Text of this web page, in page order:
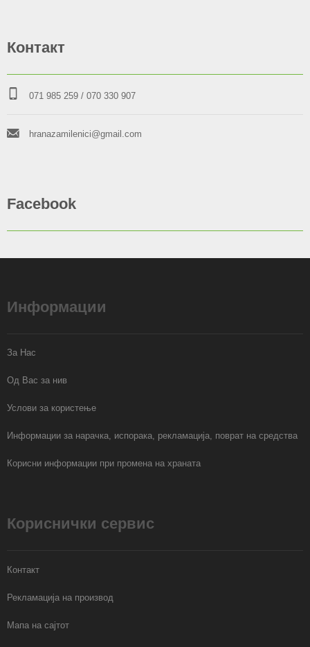
Контакт
071 985 259 / 070 330 907
hranazamilenici@gmail.com
Facebook
Информации
За Нас
Од Вас за нив
Услови за користење
Информации за нарачка, испорака, рекламација, поврат на средства
Корисни информации при промена на храната
Кориснички сервис
Контакт
Рекламација на производ
Мапа на сајтот